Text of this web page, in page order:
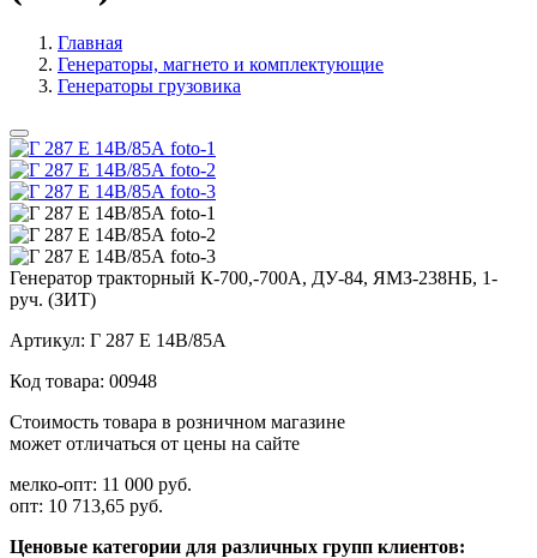
Главная
Генераторы, магнето и комплектующие
Генераторы грузовика
Генератор тракторный К-700,-700А, ДУ-84, ЯМЗ-238НБ, 1-
руч. (ЗИТ)
Артикул: Г 287 Е 14В/85А
Код товара: 00948
Стоимость товара в розничном магазине
может отличаться от цены на сайте
мелко-опт: 11 000 руб.
опт: 10 713,65 руб.
Ценовые категории для различных групп клиентов: